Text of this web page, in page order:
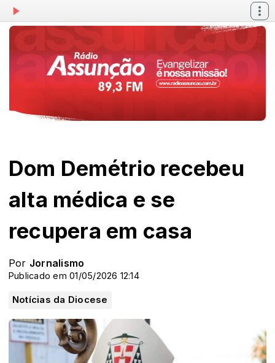
Dom Demétrio recebeu
alta médica e se
recupera em casa
Por Jornalismo
Publicado em 01/05/2026 12:14
Notícias da Diocese